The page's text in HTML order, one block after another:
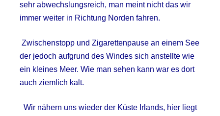
sehr abwechslungsreich, man meint nicht das wir
immer weiter in Richtung Norden fahren.
Zwischenstopp und Zigarettenpause an einem See
der jedoch aufgrund des Windes sich anstellte wie
ein kleines Meer. Wie man sehen kann war es dort
auch ziemlich kalt.
Wir nähern uns wieder der Küste Irlands, hier liegt